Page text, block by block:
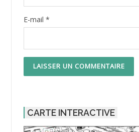
E-mail *
CARTE INTERACTIVE